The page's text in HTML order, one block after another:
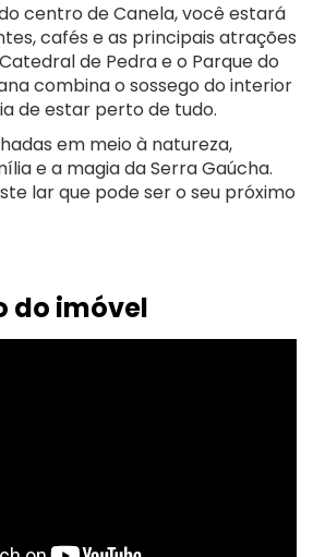
centro de Canela, você estará
cafés e as principais atrações
de Pedra e o Parque do
combina o sossego do interior
de estar perto de tudo.
em meio à natureza,
e a magia da Serra Gaúcha.
lar que pode ser o seu próximo
do imóvel